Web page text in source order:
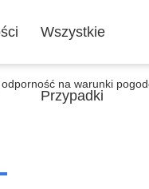
Wszystkie
Przypadki
na warunki